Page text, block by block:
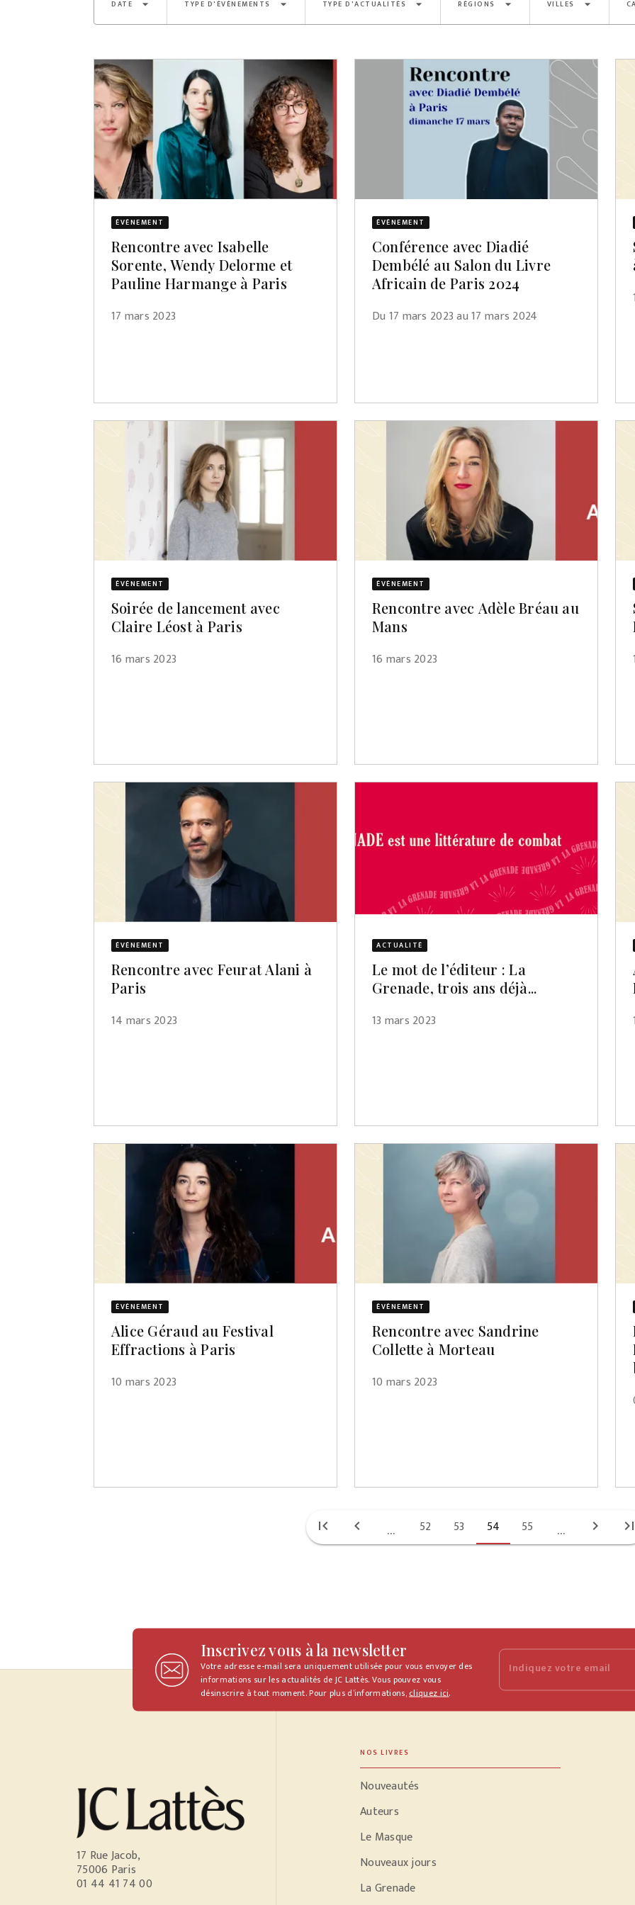
DATE arrow_drop_down TYPE D'ÉVÈNEMENTS arrow_drop_down TYPE D'ACTUALITÉS arrow_drop_down RÉGIONS arrow_drop_down VILLES arrow_drop_down
ÉVÈNEMENT
Rencontre avec Isabelle
Sorente, Wendy Delorme et
Pauline Harmange à Paris
17 mars 2023
ÉVÈNEMENT
Conférence avec Diadié
Dembélé au Salon du Livre
Africain de Paris 2024
Du 17 mars 2023 au 17 mars 2024
ÉVÈNEMENT
Soirée de lancement avec
Claire Léost à Paris
16 mars 2023
ÉVÈNEMENT
Rencontre avec Adèle Bréau au
Mans
16 mars 2023
ÉVÈNEMENT
Rencontre avec Feurat Alani à
Paris
14 mars 2023
ACTUALITÉ
Le mot de l’éditeur : La
Grenade, trois ans déjà...
13 mars 2023
ÉVÈNEMENT
Alice Géraud au Festival
Effractions à Paris
10 mars 2023
ÉVÈNEMENT
Rencontre avec Sandrine
Collette à Morteau
10 mars 2023
first_page chevron_left ... 52 53 54 55 ... chevron_right last_page
Inscrivez vous à la newsletter
Votre adresse e-mail sera uniquement utilisée pour vous envoyer des
informations sur les actualités de JC Lattès. Vous pouvez vous
désinscrire à tout moment. Pour plus d’informations,cliquez ici.
Indiquez votre email
17 Rue Jacob,
75006 Paris
01 44 41 74 00
NOS LIVRES
Nouveautés
Auteurs
Le Masque
Nouveaux jours
La Grenade